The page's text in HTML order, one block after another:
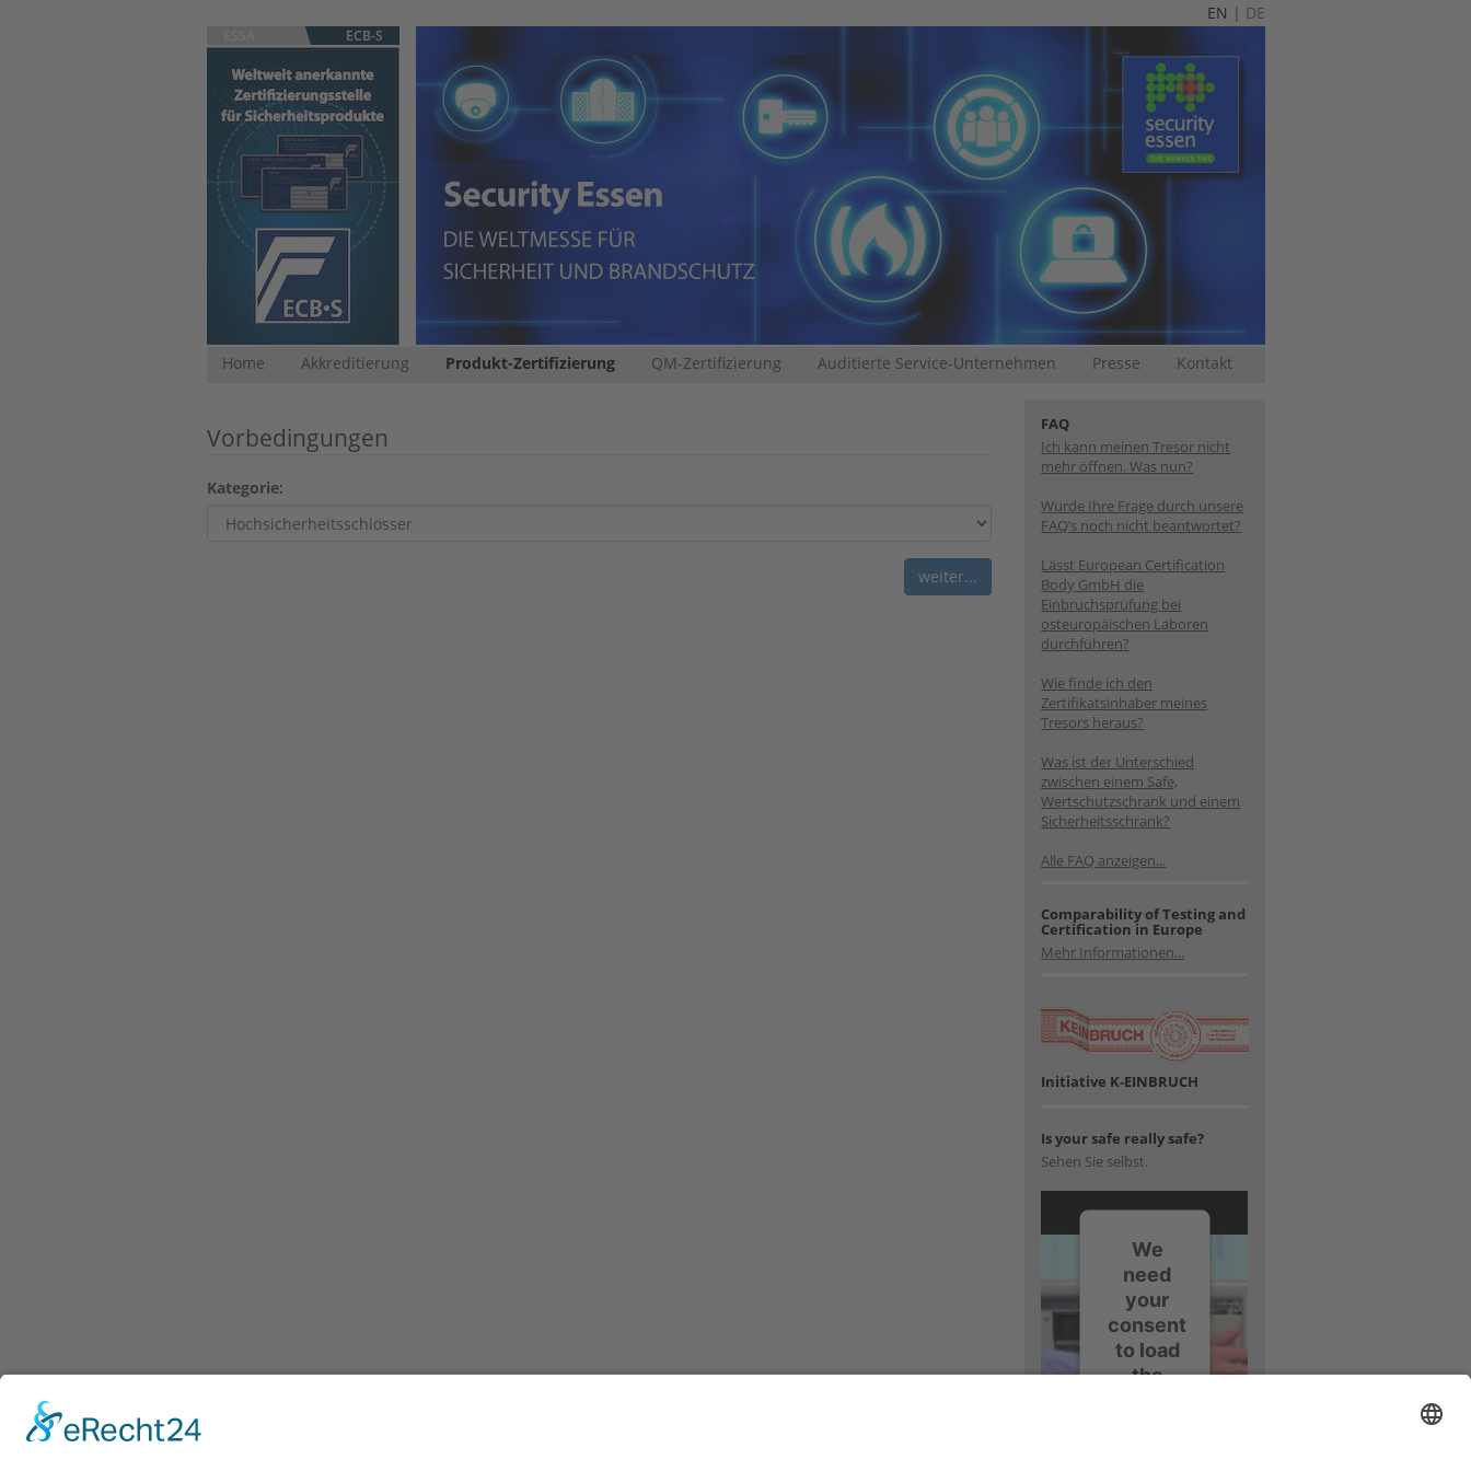
EN | DE
ECB-S
Home Akkreditierung Produkt-Zertifizierung QM-Zertifizierung Auditierte Service-Unternehmen Presse Kontakt
Vorbedingungen
Kategorie:
FAQ
Ich kann meinen Tresor nicht
mehr öffnen. Was nun?
Wurde Ihre Frage durch unsere
FAQ’s noch nicht beantwortet?
Lässt European Certification
Body GmbH die
Einbruchsprüfung bei
osteuropäischen Laboren
durchführen?
Wie finde ich den
Zertifikatsinhaber meines
Tresors heraus?
Was ist der Unterschied
zwischen einem Safe,
Wertschutzschrank und einem
Sicherheitsschrank?
Alle FAQ anzeigen...
Comparability of Testing and
Certification in Europe
Mehr Informationen...
Initiative K-EINBRUCH
Is your safe really safe?
Sehen Sie selbst.
We
need
your
consent
to load
the